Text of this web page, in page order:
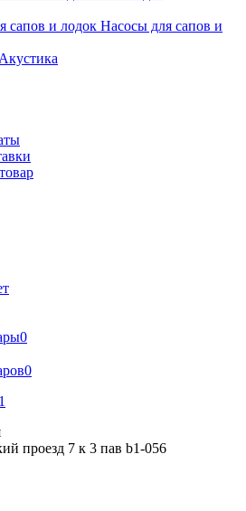
Насосы для сапов и
Акустика
0
0
проезд 7 к 3 пав b1-056